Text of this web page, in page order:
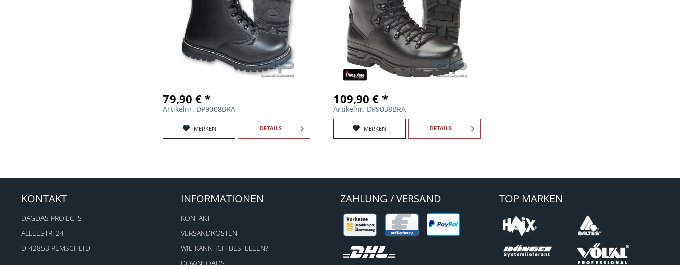
79,90 € *
Artikelnr. DP9008BRA
MERKEN DETAILS
109,90 € *
Artikelnr. DP9038BRA
MERKEN DETAILS
KONTAKT
DAGDAS PROJECTS
ALLEESTR. 24
D-42853 REMSCHEID
INFORMATIONEN
KONTAKT
VERSANDKOSTEN
WIE KANN ICH BESTELLEN?
ZAHLUNG / VERSAND TOP MARKEN